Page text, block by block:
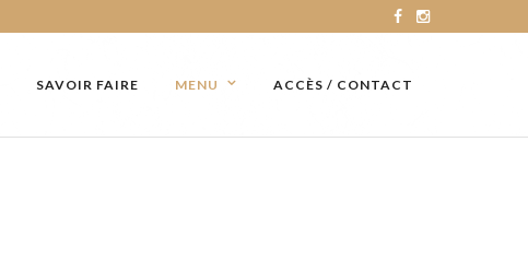
SAVOIR FAIRE MENU ACCÈS / CONTACT